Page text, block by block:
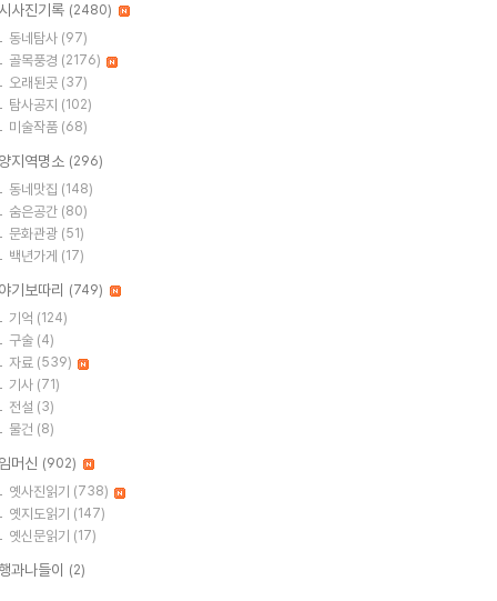
사진기록 (2480)
동네탐사 (97)
골목풍경 (2176)
오래된곳 (37)
탐사공지 (102)
미술작품 (68)
지역명소 (296)
동네맛집 (148)
숨은공간 (80)
문화관광 (51)
백년가게 (17)
기보따리 (749)
기억 (124)
구술 (4)
자료 (539)
기사 (71)
전설 (3)
물건 (8)
머신 (902)
옛사진읽기 (738)
옛지도읽기 (147)
옛신문읽기 (17)
과나들이 (2)